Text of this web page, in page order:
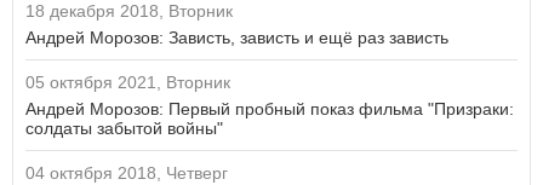
18 декабря 2018, Вторник
Андрей Морозов: Зависть, зависть и ещё раз зависть
05 октября 2021, Вторник
Андрей Морозов: Первый пробный показ фильма "Призраки:
солдаты забытой войны"
04 октября 2018, Четверг